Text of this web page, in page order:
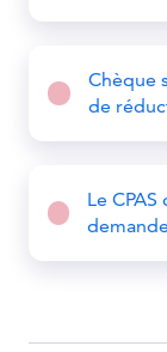
Chèque
de
Le